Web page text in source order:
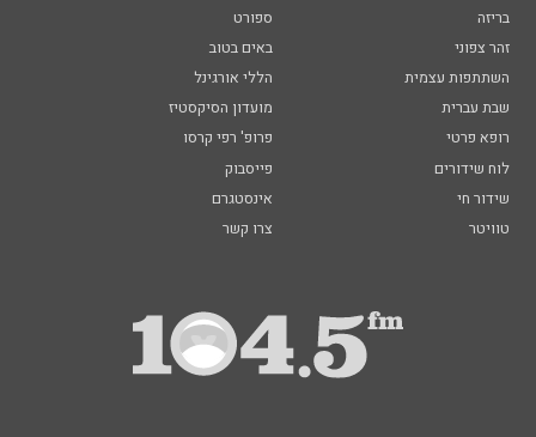
בריזה
ספורט
זהר צפוני
באים בטוב
השתתפות עצמית
הללי אורגינל
שבת עברית
מועדון הסיקסטיז
רופא פרטי
פרופ' רפי קרסו
לוח שידורים
פייסבוק
שידור חי
אינסטגרם
טוויטר
צרו קשר